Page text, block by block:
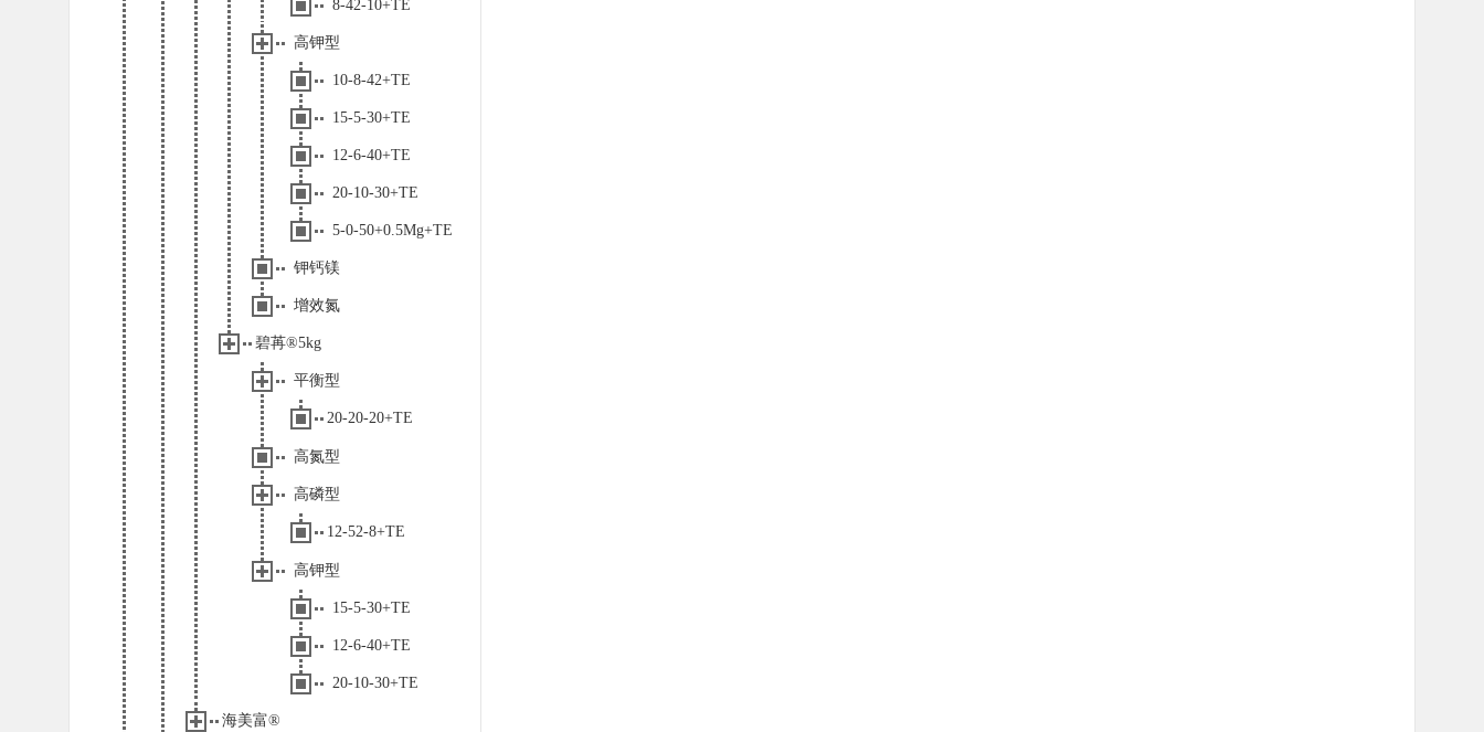
8-42-10+TE
高钾型
10-8-42+TE
15-5-30+TE
12-6-40+TE
20-10-30+TE
5-0-50+0.5Mg+TE
钾钙镁
增效氮
碧苒®5kg
平衡型
20-20-20+TE
高氮型
高磷型
12-52-8+TE
高钾型
15-5-30+TE
12-6-40+TE
20-10-30+TE
海美富®